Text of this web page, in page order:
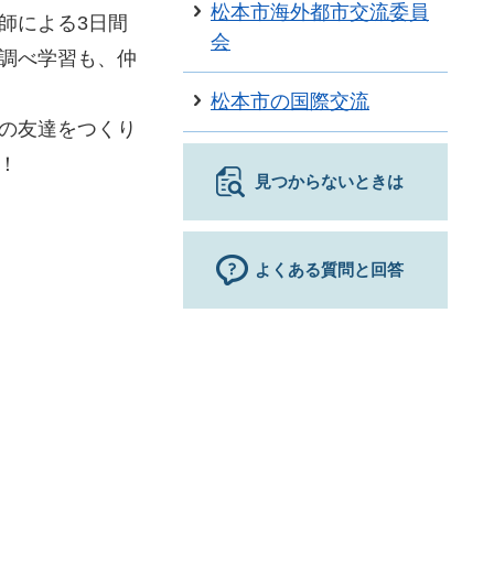
による3日間
べ学習も、仲
友達をつくり
松本市海外都市交流委員
会
松本市の国際交流
見つからないときは
よくある質問と回答